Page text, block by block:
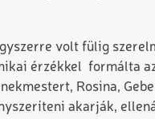
volt fülig
érzékkel formálta
Rosina,
akarják,